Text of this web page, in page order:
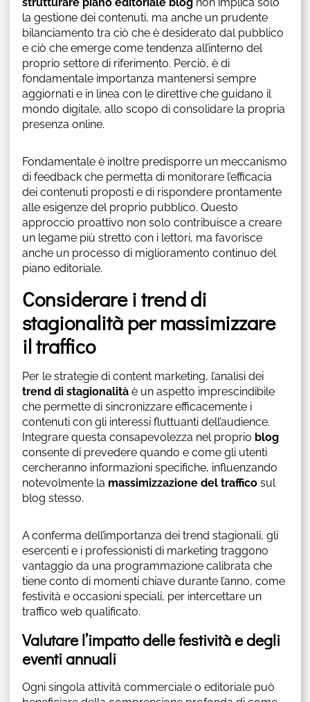
la gestione dei contenuti, ma anche un prudente
bilanciamento tra ciò che è desiderato dal pubblico
e ciò che emerge come tendenza all’interno del
proprio settore di riferimento. Perciò, è di
fondamentale importanza mantenersi sempre
aggiornati e in linea con le direttive che guidano il
mondo digitale, allo scopo di consolidare la propria
presenza online.
Fondamentale è inoltre predisporre un meccanismo
di feedback che permetta di monitorare l’efficacia
dei contenuti proposti e di rispondere prontamente
alle esigenze del proprio pubblico. Questo
approccio proattivo non solo contribuisce a creare
un legame più stretto con i lettori, ma favorisce
anche un processo di miglioramento continuo del
piano editoriale.
Considerare i trend di
stagionalità per massimizzare
il traffico
Per le strategie di content marketing, l’analisi dei
trend di stagionalitàè un aspetto imprescindibile
che permette di sincronizzare efficacemente i
contenuti con gli interessi fluttuanti dell’audience.
Integrare questa consapevolezza nel proprio blog
consente di prevedere quando e come gli utenti
cercheranno informazioni specifiche, influenzando
notevolmente la massimizzazione del trafficosul
blog stesso.
A conferma dell’importanza dei trend stagionali, gli
esercenti e i professionisti di marketing traggono
vantaggio da una programmazione calibrata che
tiene conto di momenti chiave durante l’anno, come
festività e occasioni speciali, per intercettare un
traffico web qualificato.
Valutare l’impatto delle festività e degli
eventi annuali
Ogni singola attività commerciale o editoriale può